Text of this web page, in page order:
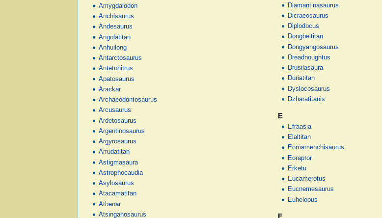
Amygdalodon
Anchisaurus
Andesaurus
Angolatitan
Anhuilong
Antarctosaurus
Antetonitrus
Apatosaurus
Arackar
Archaeodontosaurus
Arcusaurus
Ardetosaurus
Argentinosaurus
Argyrosaurus
Arrudatitan
Astigmasaura
Astrophocaudia
Asylosaurus
Atacamatitan
Athenar
Atsinganosaurus
Diamantinasaurus
Dicraeosaurus
Diplodocus
Dongbeititan
Dongyangosaurus
Dreadnoughtus
Drusilasaura
Duriatitan
Dyslocosaurus
Dzharatitanis
E
Efraasia
Elaltitan
Eomamenchisaurus
Eoraptor
Erketu
Eucamerotus
Eucnemesaurus
Euhelopus
F